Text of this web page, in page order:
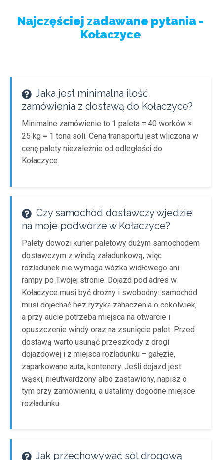
Najczęściej zadawane pytania -
Kołaczyce
Jaka jest minimalna ilość
zamówienia z dostawą do Kołaczyce?
Minimalne zamówienie to 1 paleta = 40 worków ×
25 kg = 1 tona soli. Cena transportu jest wliczona w
cenę palety niezależnie od odległości do
Kołaczyce.
Czy samochód dostawczy wjedzie
na moje podwórze w Kołaczyce?
Palety dowozi kurier paletowy dużym samochodem
dostawczym z windą załadunkową, więc
rozładunek nie wymaga wózka widłowego ani
rampy po Twojej stronie. Dojazd pod adres w
Kołaczyce musi być drożny i swobodny: samochód
musi dojechać bez ryzyka zahaczenia o cokolwiek,
a przy aucie potrzeba miejsca na otwarcie i
opuszczenie windy oraz na zsunięcie palet. Przed
dostawą warto usunąć przeszkody z drogi
dojazdowej i z miejsca rozładunku – gałęzie,
zaparkowane auta, kontenery. Jeśli dojazd jest
wąski, nieutwardzony albo zastawiony, napisz o
tym przy zamówieniu, a ustalimy dogodne miejsce
rozładunku.
Jak przechowywać sól drogową